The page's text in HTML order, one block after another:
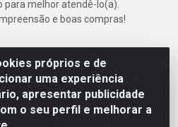
próprios e de
uma experiência
apresentar publicidade
o seu perfil e melhorar a
para melhor atendê-lo(a).
e boas compras!
Mascarenhas de Morais, 2471 -
001 - CNPJ 24.150.377/0003-
57